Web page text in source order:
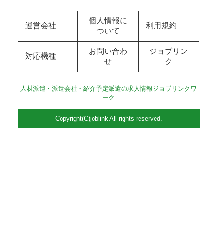
運営会社
個人情報に
ついて
利用規約
対応機種
お問い合わ
せ
ジョブリン
ク
人材派遣・派遣会社・紹介予定派遣の求人情報ジョブリンクワ
ーク
Copyright(C)joblink All rights reserved.